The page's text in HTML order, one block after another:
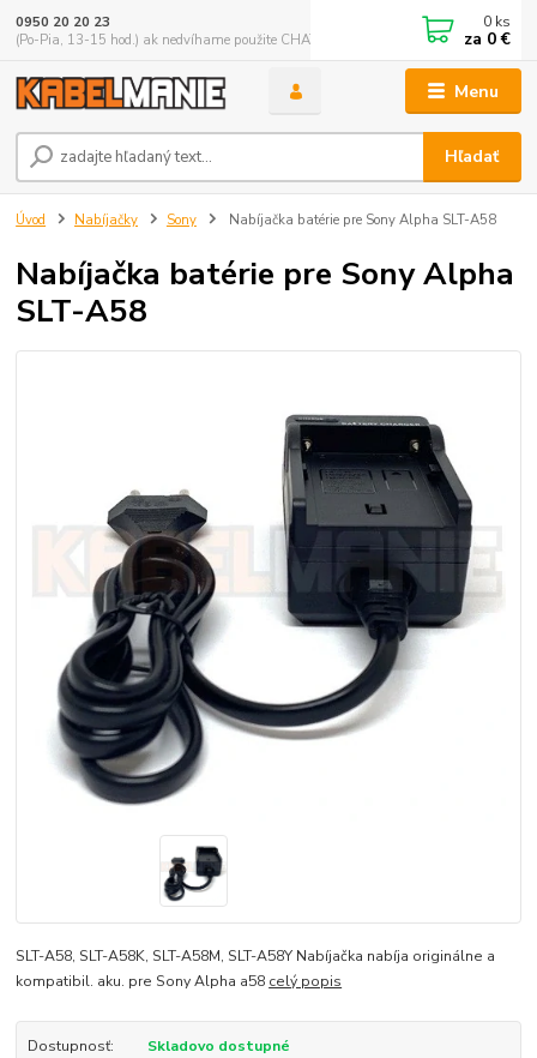
Menu
Hľadať
0950 20 20 23
(Po-Pia, 13-15 hod.) ak nedvíhame použite CHATBOX
0 ks
za 0 €
Úvod Nabíjačky Sony Nabíjačka batérie pre Sony Alpha SLT-A58
Nabíjačka batérie pre Sony Alpha
SLT-A58
SLT-A58, SLT-A58K, SLT-A58M, SLT-A58Y Nabíjačka nabíja originálne a
kompatibil. aku. pre Sony Alpha a58 celý popis
Dostupnosť: Skladovo dostupné